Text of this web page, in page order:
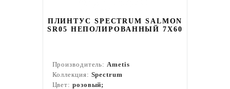
ПЛИНТУС SPECTRUM SALMON
SR05 НЕПОЛИРОВАННЫЙ 7X60
Производитель:Ametis
Коллекция: Spectrum
Цвет: розовый;